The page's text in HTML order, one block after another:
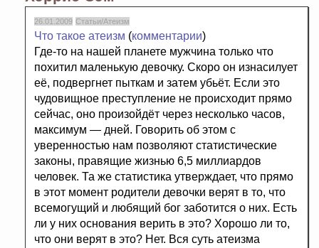
26.01.2009 Статьи/Атеизм
Что такое атеизм (комментарии)
Где-то на нашей планете мужчина только что
похитил маленькую девочку. Скоро он изнасилует
её, подвергнет пыткам и затем убьёт. Если это
чудовищное преступление не происходит прямо
сейчас, оно произойдёт через несколько часов,
максимум — дней. Говорить об этом с
уверенностью нам позволяют статистические
законы, правящие жизнью 6,5 миллиардов
человек. Та же статистика утверждает, что прямо
в этот момент родители девочки верят в то, что
всемогущий и любящий бог заботится о них. Есть
ли у них основания верить в это? Хорошо ли то,
что они верят в это? Нет. Вся суть атеизма